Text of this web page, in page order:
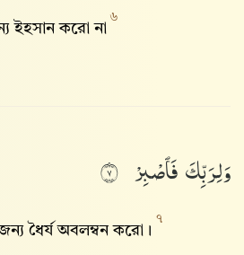
ইহসান করো না
৬
وَلِرَبِّكَفَٱصْبِرْ ٧
ধৈর্য অবলম্বন করো।
৭